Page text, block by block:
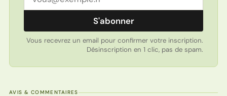
S'abonner
Vous recevrez un email pour confirmer votre inscription.
Désinscription en 1 clic, pas de spam.
AVIS & COMMENTAIRES